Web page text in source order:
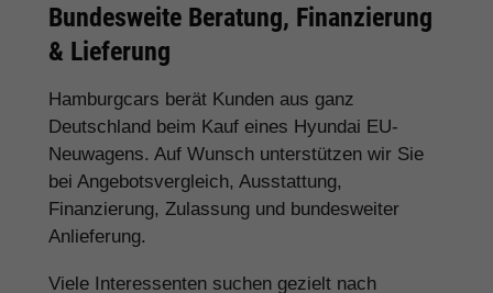
Bundesweite Beratung, Finanzierung
& Lieferung
Hamburgcars berät Kunden aus ganz
Deutschland beim Kauf eines Hyundai EU-
Neuwagens. Auf Wunsch unterstützen wir Sie
bei Angebotsvergleich, Ausstattung,
Finanzierung, Zulassung und bundesweiter
Anlieferung.
Viele Interessenten suchen gezielt nach